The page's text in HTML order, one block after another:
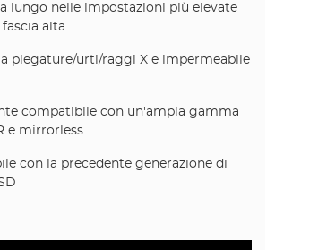
lungo nelle impostazioni più elevate
alta
a piegature/urti/raggi X e impermeabile
compatibile con un'ampia gamma
e mirrorless
con la precedente generazione di